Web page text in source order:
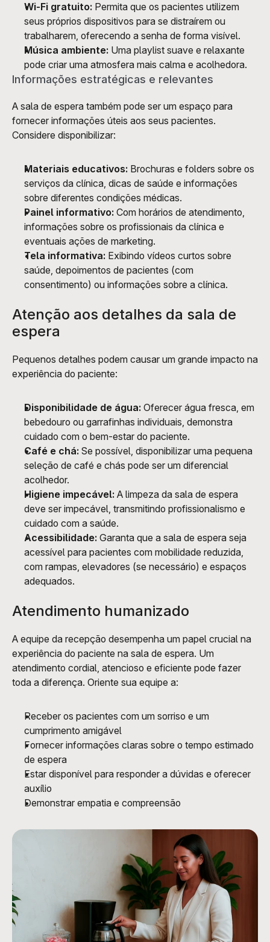
Wi-Fi gratuito: Permita que os pacientes utilizem
seus próprios dispositivos para se distraírem ou
trabalharem, oferecendo a senha de forma visível.
Música ambiente: Uma playlist suave e relaxante
pode criar uma atmosfera mais calma e acolhedora.
Informações estratégicas e relevantes
A sala de espera também pode ser um espaço para
fornecer informações úteis aos seus pacientes.
Considere disponibilizar:
Materiais educativos: Brochuras e folders sobre os
serviços da clínica, dicas de saúde e informações
sobre diferentes condições médicas.
Painel informativo: Com horários de atendimento,
informações sobre os profissionais da clínica e
eventuais ações de marketing.
Tela informativa: Exibindo vídeos curtos sobre
saúde, depoimentos de pacientes (com
consentimento) ou informações sobre a clínica.
Atenção aos detalhes da sala de
espera
Pequenos detalhes podem causar um grande impacto na
experiência do paciente:
Disponibilidade de água: Oferecer água fresca, em
bebedouro ou garrafinhas individuais, demonstra
cuidado com o bem-estar do paciente.
Café e chá: Se possível, disponibilizar uma pequena
seleção de café e chás pode ser um diferencial
acolhedor.
Higiene impecável: A limpeza da sala de espera
deve ser impecável, transmitindo profissionalismo e
cuidado com a saúde.
Acessibilidade: Garanta que a sala de espera seja
acessível para pacientes com mobilidade reduzida,
com rampas, elevadores (se necessário) e espaços
adequados.
Atendimento humanizado
A equipe da recepção desempenha um papel crucial na
experiência do paciente na sala de espera. Um
atendimento cordial, atencioso e eficiente pode fazer
toda a diferença. Oriente sua equipe a:
Receber os pacientes com um sorriso e um
cumprimento amigável
Fornecer informações claras sobre o tempo estimado
de espera
Estar disponível para responder a dúvidas e oferecer
auxílio
Demonstrar empatia e compreensão